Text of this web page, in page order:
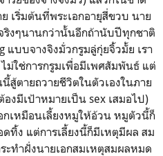
เริ่มต้นที่พระเอกอายุสี่ขวบ นาย
ริงๆนานกว่านั้นอีกถ้านับปีทุกชาติ
แบบจางจิงมั่วกรูมลู่กุ่ยจิ้วมั้ย เรา
ม่ใช่การกรูมเพื่อมีเพศสัมพันธ์ แต่
ตายถวายชีวิตในตัวเองในภาย
งมีเป้าหมายเป็น sex เสมอไป)
เหมือนเลี้ยงหมูให้อ้วน หมูตัวนี้ก็
ดทิ้ง แต่การเลี้ยงนี้ก็มีเหตุมีผล สม
ะทำฝั่งนายเอกสมเหตุสมผลหมด